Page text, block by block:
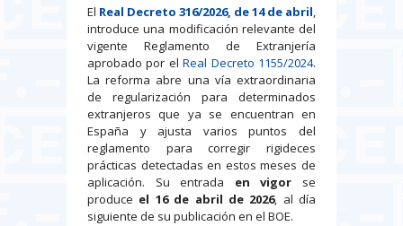
El Real Decreto 316/2026, de 14 de abril,
introduce una modificación relevante del
vigente Reglamento de Extranjería
aprobado por elReal Decreto 1155/2024.
La reforma abre una vía extraordinaria
de regularización para determinados
extranjeros que ya se encuentran en
España y ajusta varios puntos del
reglamento para corregir rigideces
prácticas detectadas en estos meses de
aplicación. Su entrada en vigor se
produce el 16 de abril de 2026, al día
siguiente de su publicación en el BOE.